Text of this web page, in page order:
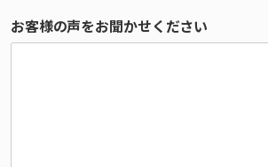
お客様の声をお聞かせください